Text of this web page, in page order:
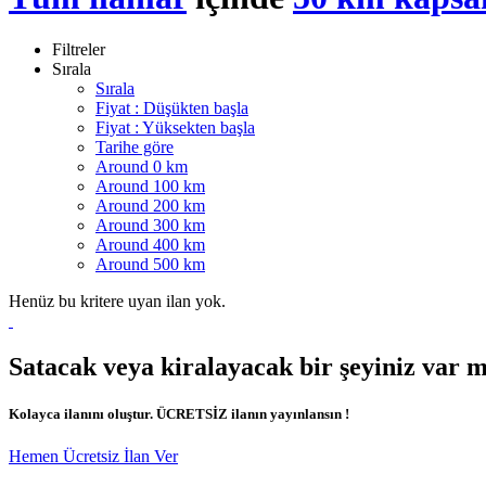
Filtreler
Sırala
Sırala
Fiyat : Düşükten başla
Fiyat : Yüksekten başla
Tarihe göre
Around 0 km
Around 100 km
Around 200 km
Around 300 km
Around 400 km
Around 500 km
Henüz bu kritere uyan ilan yok.
Satacak veya kiralayacak bir şeyiniz var
Kolayca ilanını oluştur. ÜCRETSİZ ilanın yayınlansın !
Hemen Ücretsiz İlan Ver